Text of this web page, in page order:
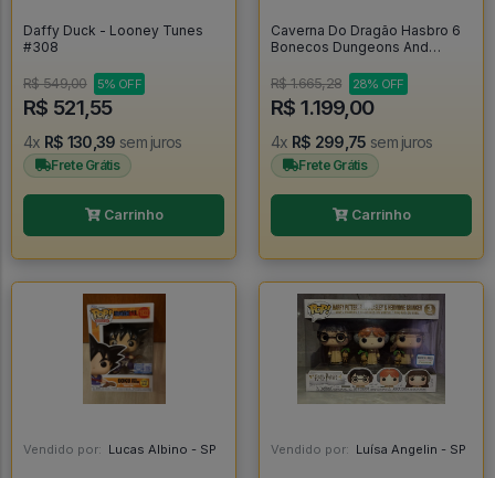
Daffy Duck - Looney Tunes
#308
R$ 549,00 5% OFF
R$ 521,55
4x R$ 130,39 sem juros
Frete Grátis
Carrinho
Caverna Do Dragão Hasbro 6
Bonecos Dungeons And
Dragão
R$ 1.665,28 28% OFF
R$ 1.199,00
4x R$ 299,75 sem juros
Frete Grátis
Carrinho
Vendido por: Lucas Albino - SP Vendido por: Luísa Angelin - SP